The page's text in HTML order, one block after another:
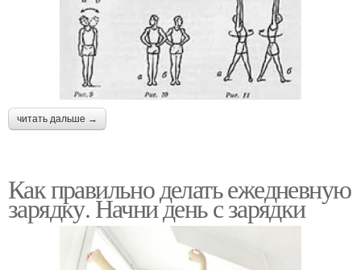
читать дальше →
Как правильно делать ежедневную
зарядку. Начни день с зарядки